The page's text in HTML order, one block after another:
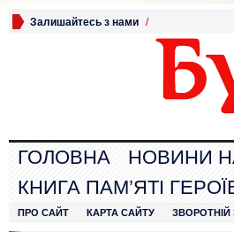
Залишайтесь з нами /
ГОЛОВНА НОВИНИ
КНИГА ПАМ’ЯТІ
ПРО САЙТ КАРТА САЙТУ ЗВОРОТНІЙ